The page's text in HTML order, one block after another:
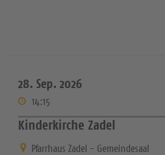
28. Sep. 2026
14:15
Kinderkirche Zadel
Pfarrhaus Zadel - Gemeindesaal